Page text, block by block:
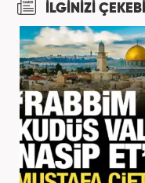
İLGİNİZİ